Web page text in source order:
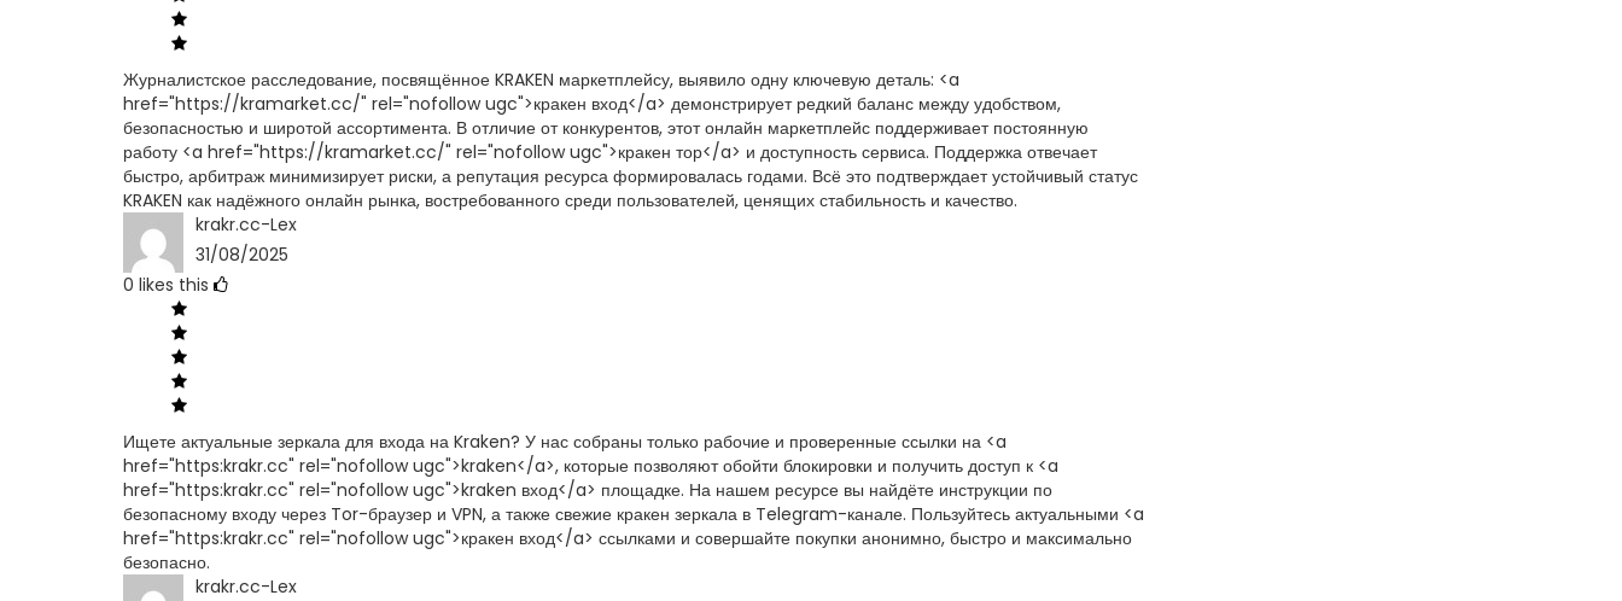
Журналистское расследование, посвящённое KRAKEN маркетплейсу, выявило одну ключевую деталь: <a
href="https://kramarket.cc/" rel="nofollow ugc">кракен вход</a> демонстрирует редкий баланс между удобством,
безопасностью и широтой ассортимента. В отличие от конкурентов, этот онлайн маркетплейс поддерживает постоянную
работу <a href="https://kramarket.cc/" rel="nofollow ugc">кракен тор</a> и доступность сервиса. Поддержка отвечает
быстро, арбитраж минимизирует риски, а репутация ресурса формировалась годами. Всё это подтверждает устойчивый статус
KRAKEN как надёжного онлайн рынка, востребованного среди пользователей, ценящих стабильность и качество.
krakr.cc-Lex
31/08/2025
0 likes this
Ищете актуальные зеркала для входа на Kraken? У нас собраны только рабочие и проверенные ссылки на <a
href="https:krakr.cc" rel="nofollow ugc">kraken</a>, которые позволяют обойти блокировки и получить доступ к <a
href="https:krakr.cc" rel="nofollow ugc">kraken вход</a> площадке. На нашем ресурсе вы найдёте инструкции по
безопасному входу через Tor-браузер и VPN, а также свежие кракен зеркала в Telegram-канале. Пользуйтесь актуальными <a
href="https:krakr.cc" rel="nofollow ugc">кракен вход</a> ссылками и совершайте покупки анонимно, быстро и максимально
безопасно.
krakr.cc-Lex